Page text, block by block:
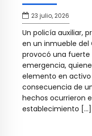
23 julio, 2026
Un policía auxiliar,
en un inmueble del
provocó una fuerte
emergencia,
elemento en
consecuencia de
hechos ocurrieron
establecimiento […]